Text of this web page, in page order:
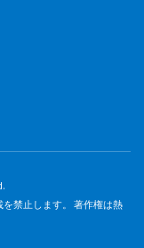
禁止します。 著作権は熱